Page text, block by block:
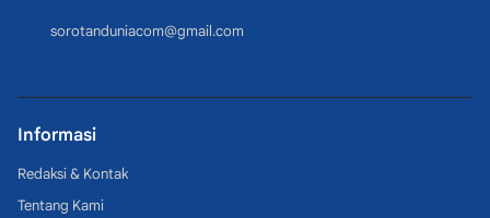
sorotanduniacom@gmail.com
Informasi
Redaksi & Kontak
Tentang Kami